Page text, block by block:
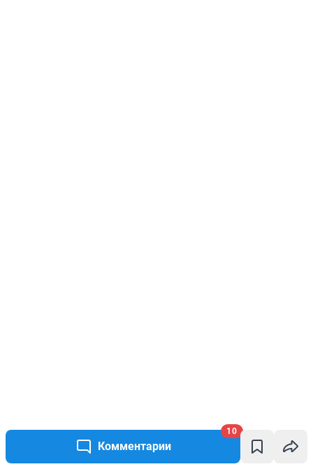
Комментарии
10